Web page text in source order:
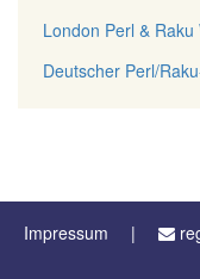
London Perl &
Deutscher Perl/
Impressum